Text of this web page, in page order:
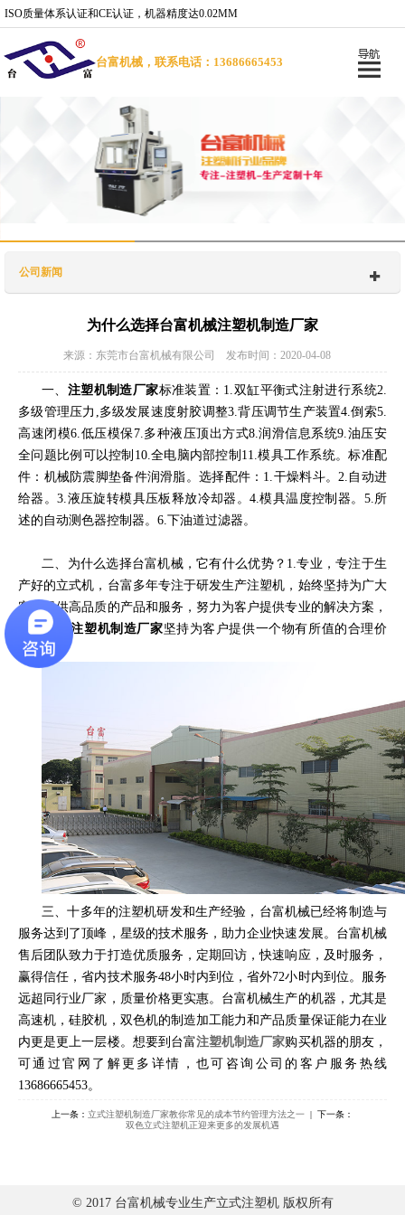
ISO质量体系认证和CE认证，机器精度达0.02MM
台富机械，联系电话：13686665453
公司新闻
为什么选择台富机械注塑机制造厂家
来源：东莞市台富机械有限公司 发布时间：2020-04-08
一、 注塑机制造厂家标准装置： 1.双缸平衡式注射进行系统2.
多级管理压力 ,多级发展速度射胶调整3.背压调节生产装置4.倒索5.
高速闭模6.低压模保7.多种液压顶出方式8.润滑信息系统9.油压安
全问题比例可以控制 10.全电脑内部控制 11.模具工作系统。标准配
件：机械防震脚垫备件润滑脂。选择配件： 1.干燥料斗。2. 自动进
给器。3.液压旋转模具压板释放冷却器。4.模具温度控制器。 5.所
述的自动测色器控制器。6.下油道过滤器。
二、为什么选择台富机械，它有什么优势？ 1.专业，专注于生
产好的立式机，台富多年专注于研发生产注塑机，始终坚持为广大
客户提供高品质的产品和服务，努力为客户提供专业的解决方案，
台富机械 注塑机制造厂家坚持为客户提供一个物有所值的合理价
格。
三、十多年的注塑机研发和生产经验，台富机械已经将制造与
服务达到了顶峰，星级的技术服务，助力企业快速发展。台富机械
售后团队致力于打造优质服务，定期回访，快速响应，及时服务，
赢得信任，省内技术服务48小时内到位，省外72小时内到位。服务
远超同行业厂家，质量价格更实惠。台富机械生产的机器，尤其是
高速机，硅胶机，双色机的制造加工能力和产品质量保证能力在业
内更是更上一层楼。想要到台富注塑机制造厂家购买机器的朋友，
可通过官网了解更多详情，也可咨询公司的客户服务热线
13686665453。
上一条： 立式注塑机制造厂家教你常见的成本节约管理方法之一 | 下一条：
双色立式注塑机正迎来更多的发展机遇
© 2017 台富机械专业生产立式注塑机 版权所有